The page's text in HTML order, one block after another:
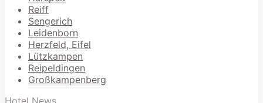
Reiff
Sengerich
Leidenborn
Herzfeld, Eifel
Lützkampen
Reipeldingen
Großkampenberg